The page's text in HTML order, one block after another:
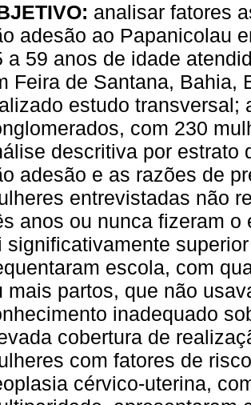
analisar fatores
adesão ao Papanicolau
a 59 anos de idade
Feira de Santana, Bahia,
estudo transversal;
com 230
descritiva por estrato
adesão e as razões de
entrevistadas não
anos ou nunca fizeram
significativamente
escola, com
mais partos, que não
inadequado
cobertura de
com fatores de
cérvico-uterina,